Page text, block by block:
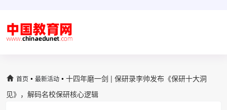
首页 • 最新活动 • 十四年磨一剑 | 保研录李帅发布《保研十大洞
见》，解码名校保研核心逻辑